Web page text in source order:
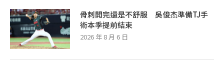
骨刺開完還是不舒服 吳俊杰準備TJ手
術本季提前結束
2026 年 8 月 6 日